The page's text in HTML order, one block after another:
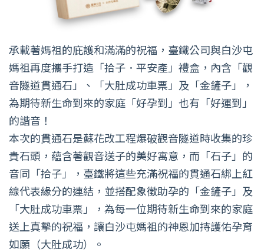
承載著媽祖的庇護和滿滿的祝福，臺鐵公司與白沙屯
媽祖再度攜手打造「拾子．平安產」禮盒，內含「觀
音隧道貫通石」、「大肚成功車票」及「金鏟子」，
為期待新生命到來的家庭「好孕到」也有「好運到」
的諧音！
本次的貫通石是蘇花改工程爆破觀音隧道時收集的珍
貴石頭，蘊含著觀音送子的美好寓意，而「石子」的
音同「拾子」，臺鐵將這些充滿祝福的貫通石綁上紅
線代表緣分的連結，並搭配象徵助孕的「金鏟子」及
「大肚成功車票」，為每一位期待新生命到來的家庭
送上真摯的祝福，讓白沙屯媽祖的神恩加持護佑孕育
如願（大肚成功）。